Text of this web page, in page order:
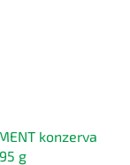
konzerva
g